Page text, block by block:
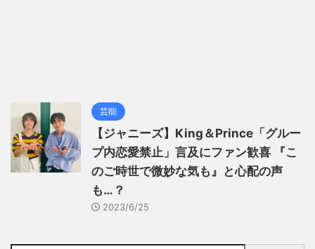
芸能
【ジャニーズ】King＆Prince「グルー
プ内恋愛禁止」言及にファン歓喜 『こ
のご時世で微妙な気も』と心配の声
も…？
2023/6/25